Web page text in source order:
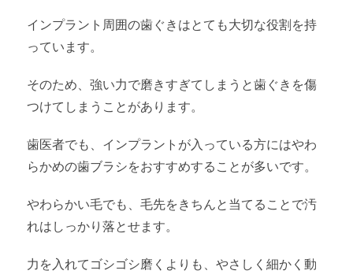
インプラント周囲の歯ぐきはとても大切な役割を持
っています。
そのため、強い力で磨きすぎてしまうと歯ぐきを傷
つけてしまうことがあります。
歯医者でも、インプラントが入っている方にはやわ
らかめの歯ブラシをおすすめすることが多いです。
やわらかい毛でも、毛先をきちんと当てることで汚
れはしっかり落とせます。
力を入れてゴシゴシ磨くよりも、やさしく細かく動